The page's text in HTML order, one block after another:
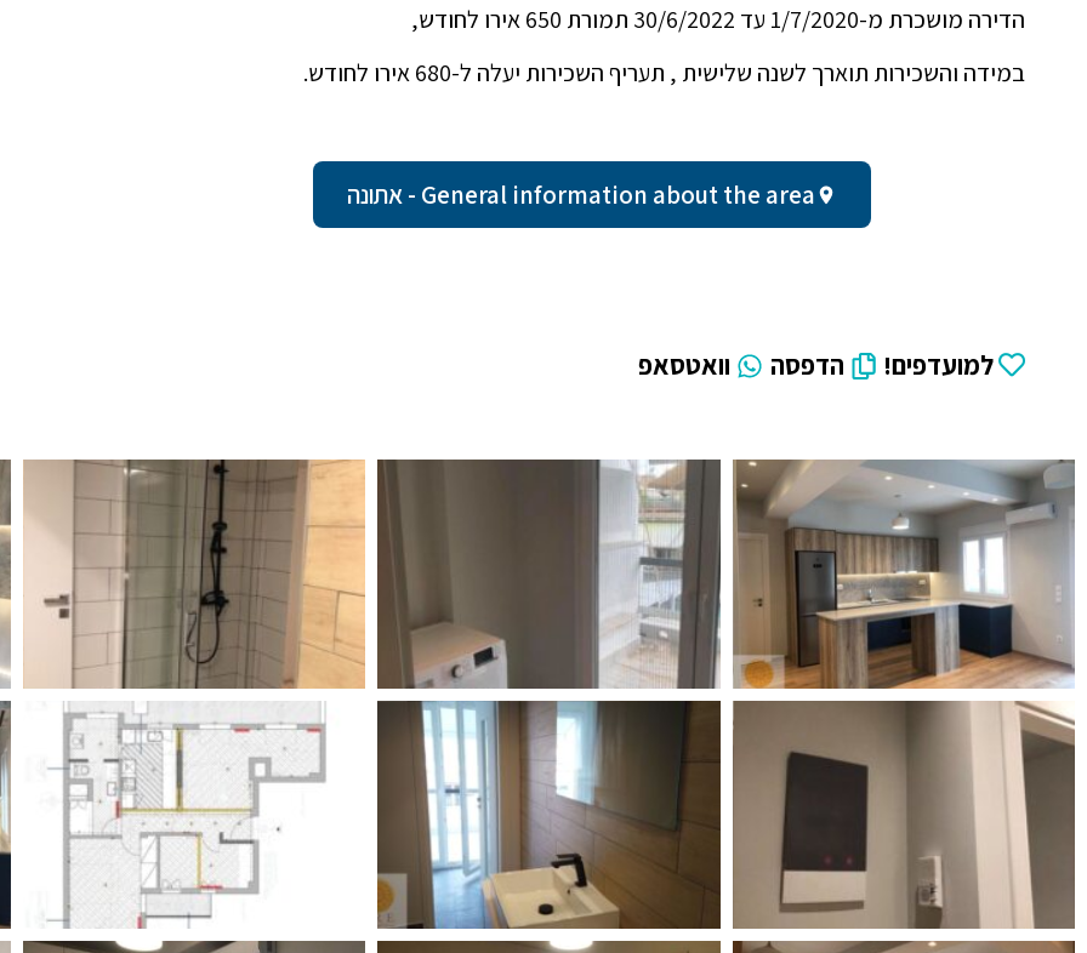
הדירה מושכרת מ-1/7/2020 עד 30/6/2022 תמורת 650 אירו לחודש,
במידה והשכירות תוארך לשנה שלישית , תעריף השכירות יעלה ל-680 אירו לחודש.
General information about the area - אתונה
למועדפים! הדפסה וואטסאפ